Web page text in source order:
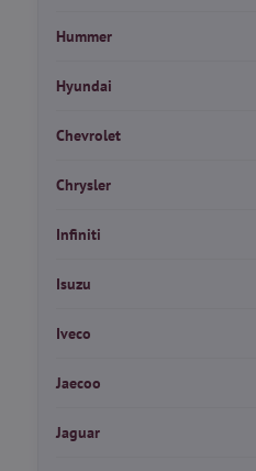
Hummer
Hyundai
Chevrolet
Chrysler
Infiniti
Isuzu
Iveco
Jaecoo
Jaguar